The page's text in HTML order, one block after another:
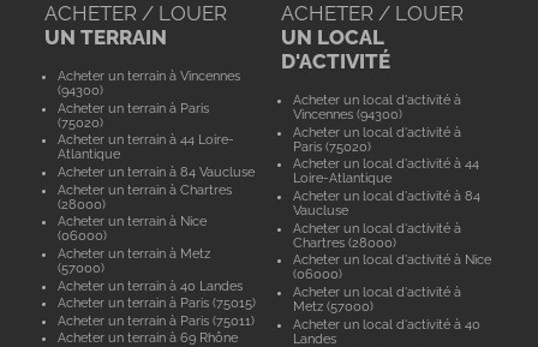
ACHETER / LOUER
UN TERRAIN
Acheter un terrain à Vincennes
(94300)
Acheter un terrain à Paris
(75020)
Acheter un terrain à 44 Loire-
Atlantique
Acheter un terrain à 84 Vaucluse
Acheter un terrain à Chartres
(28000)
Acheter un terrain à Nice
(06000)
Acheter un terrain à Metz
(57000)
Acheter un terrain à 40 Landes
Acheter un terrain à Paris (75015)
Acheter un terrain à Paris (75011)
Acheter un terrain à 69 Rhône
ACHETER / LOUER
UN LOCAL
D'ACTIVITÉ
Acheter un local d'activité à
Vincennes (94300)
Acheter un local d'activité à
Paris (75020)
Acheter un local d'activité à 44
Loire-Atlantique
Acheter un local d'activité à 84
Vaucluse
Acheter un local d'activité à
Chartres (28000)
Acheter un local d'activité à Nice
(06000)
Acheter un local d'activité à
Metz (57000)
Acheter un local d'activité à 40
Landes